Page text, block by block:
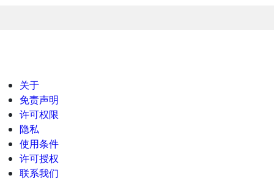
关于
免责声明
许可权限
隐私
使用条件
许可授权
联系我们